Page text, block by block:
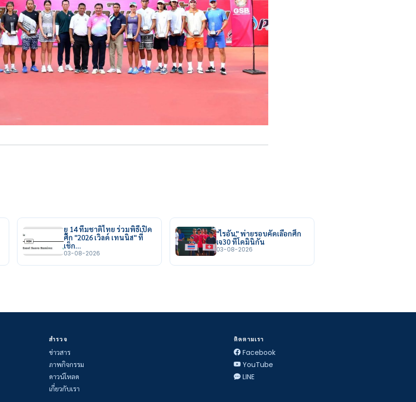
ยู 14 ทีมชาติไทย ร่วมพิธีเปิด
ศึก "2026 เวิลด์ เทนนิส" ที่
เช็ก…
03-08-2026
"ไรอัน" พ่ายรอบคัดเลือกศึก
เจ30 ที่โดมินิกัน
03-08-2026
สำรวจ
ข่าวสาร
ภาพกิจกรรม
ดาวน์โหลด
เกี่ยวกับเรา
ติดตามเรา
Facebook
YouTube
LINE